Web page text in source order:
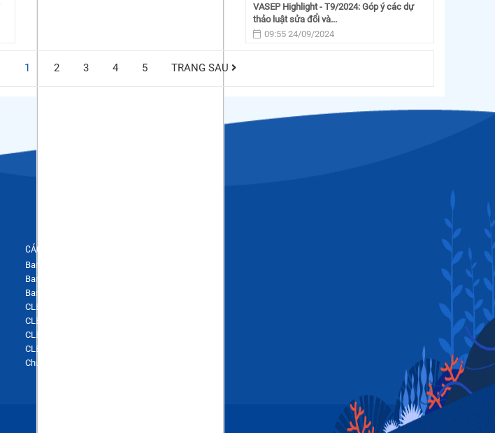
VASEP Highlight - T9/2024: Góp ý các dự
thảo luật sửa đổi và...
09:55 24/09/2024
1 2 3 4 5 TRANG SAU
CÁC BAN NGÀNH HÀNG
Ban ngành hàng Tôm
Ban ngành hàng Cá nước ngọt
Ban ngành hàng Hải sản
CLB Cá Ngừ
CLB Bột cá & Surimi
CLB Hàng nội địa
CLB Ghẹ
Chương trình IUU